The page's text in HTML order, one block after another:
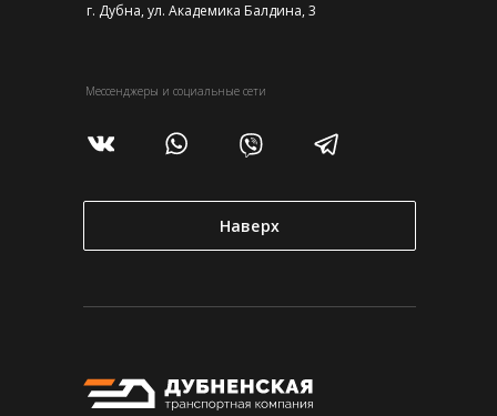
Наверх
Мессенджеры и социальные сети
г. Дубна, ул. Академика Балдина, 3